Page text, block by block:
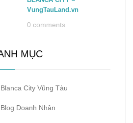
VungTauLand.vn
0 comments
MỤC
Blanca City Vũng Tàu
Blog Doanh Nhân